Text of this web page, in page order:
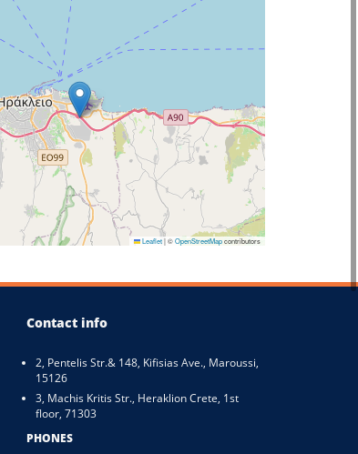
Leaflet|©OpenStreetMapcontributors
Contact info
2, Pentelis Str.& 148, Kifisias Ave., Maroussi,
15126
3, Machis Kritis Str., Heraklion Crete, 1st
floor, 71303
PHONES